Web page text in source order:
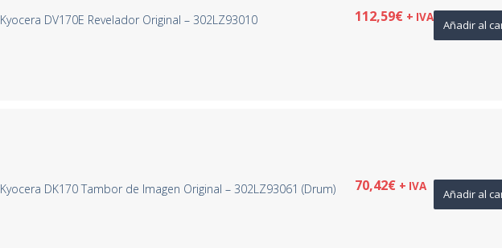
Kyocera DV170E Revelador Original – 302LZ93010 112,59€ + IVA
Añadir al
Kyocera DK170 Tambor de Imagen Original – 302LZ93061 (Drum) 70,42€ + IVA
Añadir al